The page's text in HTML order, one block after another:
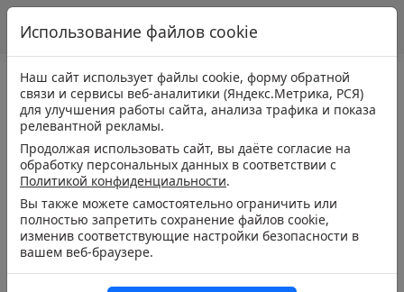
Использование файлов cookie
Наш сайт использует файлы cookie, форму обратной
связи и сервисы веб-аналитики (Яндекс.Метрика, РСЯ)
для улучшения работы сайта, анализа трафика и показа
релевантной рекламы.
Продолжая использовать сайт, вы даёте согласие на
обработку персональных данных в соответствии с
Политикой конфиденциальности.
Вы также можете самостоятельно ограничить или
полностью запретить сохранение файлов cookie,
изменив соответствующие настройки безопасности в
вашем веб-браузере.